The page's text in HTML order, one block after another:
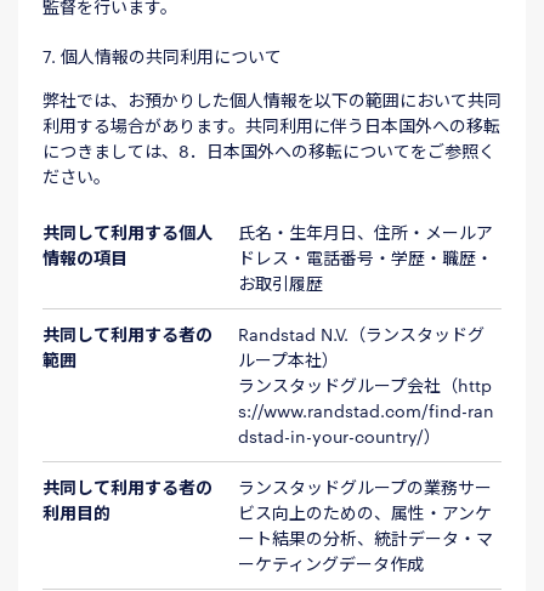
監督を行います。
7. 個人情報の共同利用について
弊社では、お預かりした個人情報を以下の範囲において共同
利用する場合があります。共同利用に伴う日本国外への移転
につきましては、8．日本国外への移転についてをご参照く
ださい。
共同して利用する個人
情報の項目
氏名・生年月日、住所・メールア
ドレス・電話番号・学歴・職歴・
お取引履歴
共同して利用する者の
範囲
Randstad N.V.（ランスタッドグ
ループ本社）
ランスタッドグループ会社（http
s://www.randstad.com/find-ran
dstad-in-your-country/）
共同して利用する者の
利用目的
ランスタッドグループの業務サー
ビス向上のための、属性・アンケ
ート結果の分析、統計データ・マ
ーケティングデータ作成